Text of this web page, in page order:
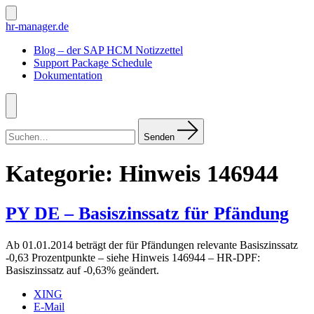
Zum
Inhalt
Suche
ein-/ausblenden
hr-manager.de
Blog – der SAP HCM Notizzettel
Support Package Schedule
Dokumentation
Menü
nach:
Senden
Kategorie: Hinweis 146944
PY DE – Basiszinssatz für Pfändung
Ab 01.01.2014 beträgt der für Pfändungen relevante Basiszinssatz
-0,63 Prozentpunkte – siehe Hinweis 146944 – HR-DPF:
Basiszinssatz auf -0,63% geändert.
XING
E-Mail